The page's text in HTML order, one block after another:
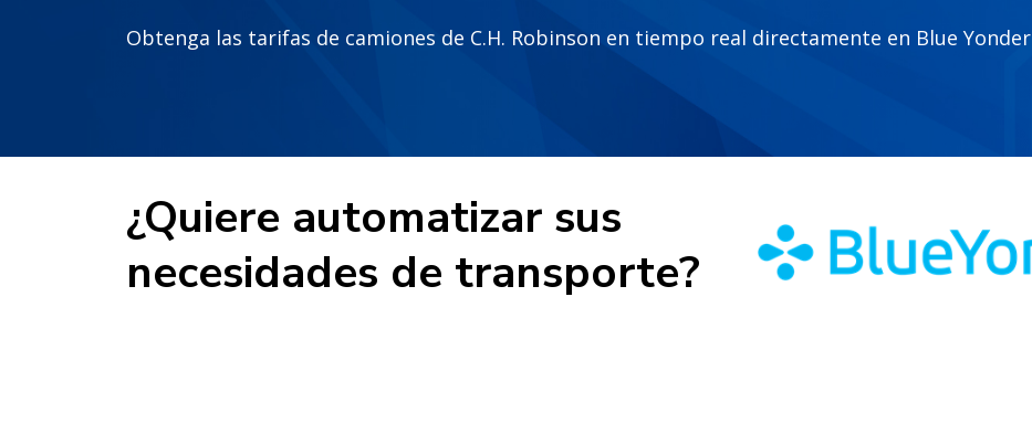
Obtenga las tarifas de camiones de C.H. Robinson en tiempo real directamente en Blue Yonder
¿Quiere automatizar sus
necesidades de transporte?